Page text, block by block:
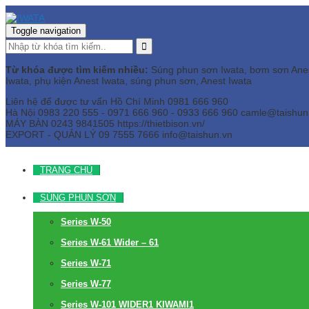
Toggle navigation
Từ khóa được tìm kiếm nhiều: Súng phun sơn Iwata, bơm sơn
Iwata, phụ kiện Anest Iwata, súng phun sơn, Anest Iwata
Liên hệ để được tư vấn Hồ Chí Minh 0981 666 960
Hà Nội 0983 220 555 - 0971 666 960 - 0933 666 960
MÁY BÀN 0243 9841505 https://thietbison.vn/
EXPORT - QUẢN LÝ 09 7555 7666 info@taishun.vn
TRANG CHỦ
SÚNG PHUN SƠN
Series W-50
Series W-61 Wider – 61
Series W-71
Series W-77
Series W-101 WIDER1 KIWAMI1